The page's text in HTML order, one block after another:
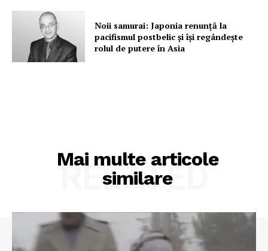
Noii samurai: Japonia renunță la
pacifismul postbelic și își regândește
rolul de putere în Asia
Mai multe articole
similare
RELATED